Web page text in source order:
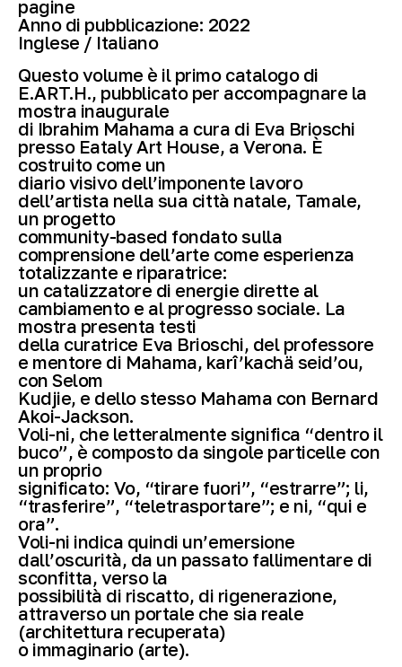
pagine
Anno di pubblicazione: 2022
Inglese / Italiano
Questo volume è il primo catalogo di
E.ART.H., pubblicato per accompagnare la
mostra inaugurale
di Ibrahim Mahama a cura di Eva Brioschi
presso Eataly Art House, a Verona. È
costruito come un
diario visivo dell’imponente lavoro
dell’artista nella sua città natale, Tamale,
un progetto
community-based fondato sulla
comprensione dell’arte come esperienza
totalizzante e riparatrice:
un catalizzatore di energie dirette al
cambiamento e al progresso sociale. La
mostra presenta testi
della curatrice Eva Brioschi, del professore
e mentore di Mahama, karî’kachä seid’ou,
con Selom
Kudjie, e dello stesso Mahama con Bernard
Akoi-Jackson.
Voli-ni, che letteralmente significa “dentro il
buco”, è composto da singole particelle con
un proprio
significato: Vo, “tirare fuori”, “estrarre”; li,
“trasferire”, “teletrasportare”; e ni, “qui e
ora”.
Voli-ni indica quindi un’emersione
dall’oscurità, da un passato fallimentare di
sconfitta, verso la
possibilità di riscatto, di rigenerazione,
attraverso un portale che sia reale
(architettura recuperata)
o immaginario (arte).